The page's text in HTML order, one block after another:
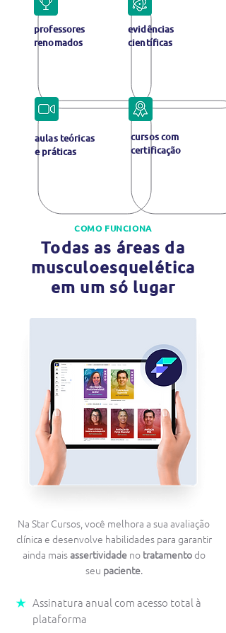
professores
renomados
evidências
científicas
aulas teóricas
e práticas
cursos com
certificação
COMO FUNCIONA
Todas as áreas da
musculoesquelética
em um só lugar
Na Star Cursos, você melhora a sua avaliação
clínica e desenvolve habilidades para garantir
ainda maisassertividade no tratamentodo
seu paciente.
Assinatura anual com acesso total à
plataforma